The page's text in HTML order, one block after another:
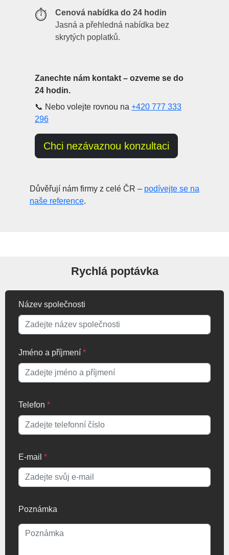
⏱️
Cenová nabídka do 24 hodin
Jasná a přehledná nabídka bez
skrytých poplatků.
Zanechte nám kontakt – ozveme se do
24 hodin.
📞 Nebo volejte rovnou na +420 777 333
296
Chci nezávaznou konzultaci
Důvěřují nám firmy z celé ČR – podívejte se na
naše reference.
Rychlá poptávka
Název společnosti
Jméno a příjmení *
Telefon *
E-mail *
Poznámka